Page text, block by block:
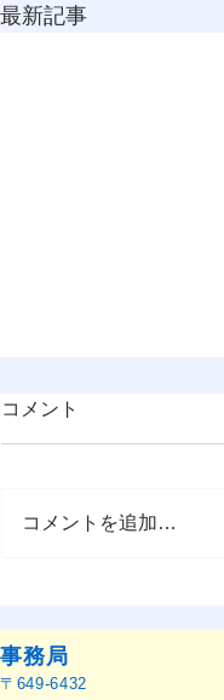
最新記事
催のお知らせ
コメント
コメントを追加…
事務局
〒649-6432